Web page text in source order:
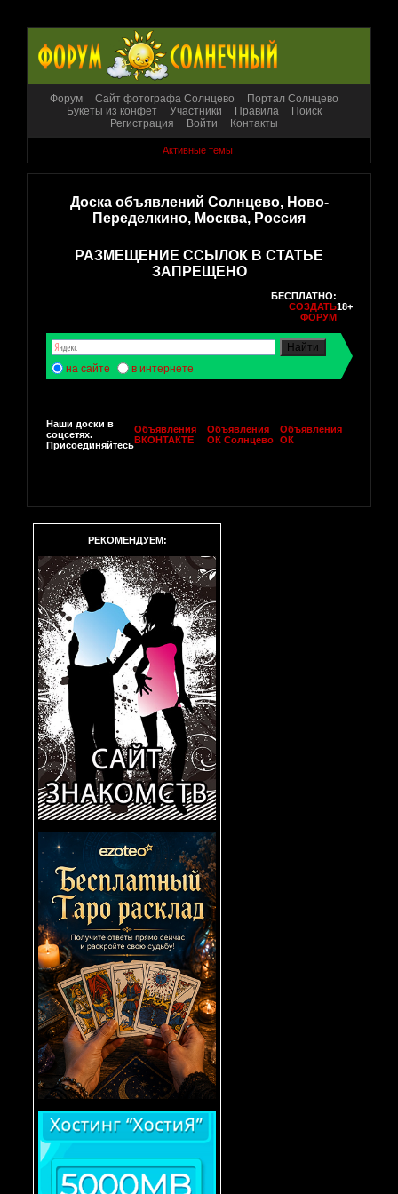
Форум Сайт фотографа Солнцево
Портал Солнцево
Букеты из конфет
Участники Правила
Поиск
Регистрация
Войти Контакты
Активные темы
Доска объявлений Солнцево, Ново-
Переделкино, Москва, Россия
РАЗМЕЩЕНИЕ ССЫЛОК В СТАТЬЕ
ЗАПРЕЩЕНО
БЕСПЛАТНО:
СОЗДАТЬ
ФОРУМ
18+
на сайте в интернете
Наши доски в
соцсетях.
Присоединяйтесь
Объявления
ВКОНТАКТЕ
Объявления
ОК Солнцево
Объявления
ОК
РЕКОМЕНДУЕМ: